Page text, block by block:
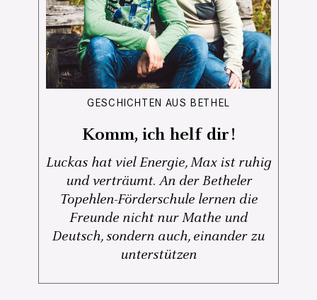
GESCHICHTEN AUS BETHEL
Komm, ich helf dir!
Luckas hat viel Energie, Max ist ruhig
und verträumt. An der Betheler
Topehlen-Förderschule lernen die
Freunde nicht nur Mathe und
Deutsch, sondern auch, einander zu
unterstützen